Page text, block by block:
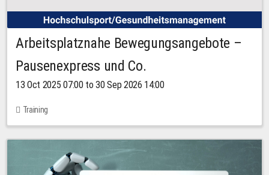
Arbeitsplatznahe Bewegungsangebote –
Pausenexpress und Co.
13 Oct 2025 07:00 to 30 Sep 2026 14:00
Training